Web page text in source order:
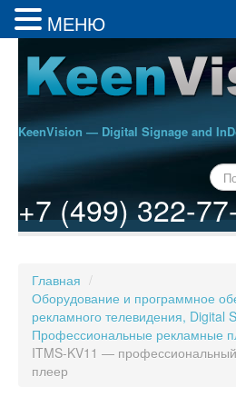
KeenVision — Digital Signage and
+7 (499) 322-
Главная /
Оборудование и программное
рекламного телевидения, Digital
Профессиональные рекламные
ITMS-KV11 —
плеер
MЕНЮ